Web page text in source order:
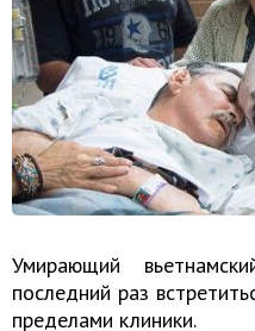
Умирающий
последний раз
пределами клиники.